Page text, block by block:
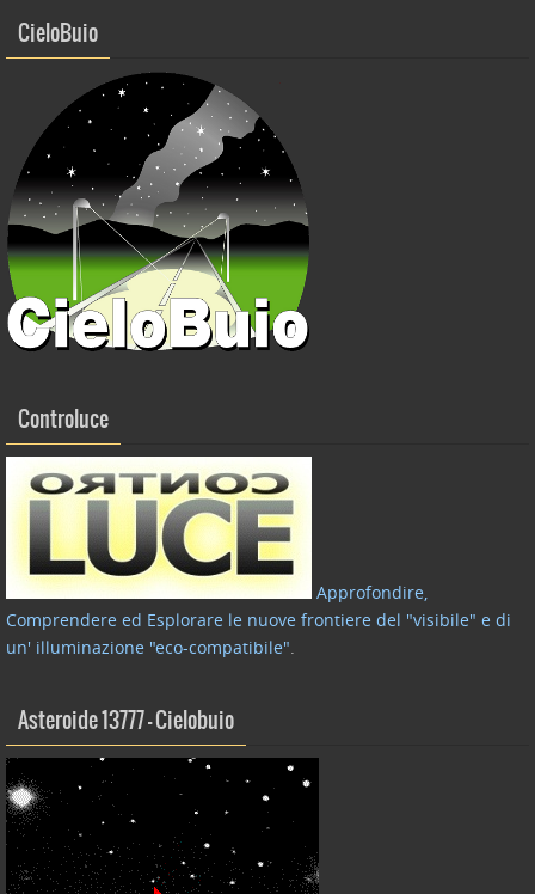
CieloBuio
Controluce
Approfondire,
Comprendere ed Esplorare le nuove frontiere del "visibile" e di
un' illuminazione "eco-compatibile".
Asteroide 13777 – Cielobuio